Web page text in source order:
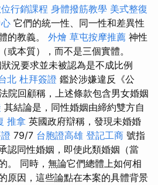
行銷課程 身體撥筋教學 美式整復
它們的統一性、同一性和差異性
的教義。 外燴 草屯按摩推薦 神性
或本質），而不是三個實體。
況要求並未被認為是不成比例
北 杜拜簽證 鑑於涉嫌違反《公
院回顧稱，上述條款包含男女婚姻
其結論是，同性婚姻由締約雙方自
推拿 英國政府辯稱，發現未婚婚
79/7 台胞證高雄 登記工商 號指
認同性婚姻，即使此類婚姻（當
。 同時，無論它們總體上如何相
原因，這些論點在本案的具體背景